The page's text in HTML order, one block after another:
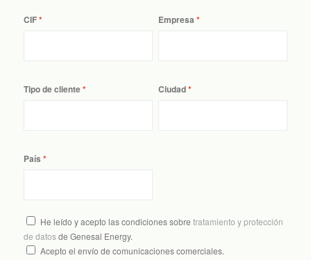
CIF Empresa
Tipo de cliente Ciudad
País
He leído y acepto las condiciones sobre tratamiento y protección
de datosde Genesal Energy.
Acepto el envío de comunicaciones comerciales.